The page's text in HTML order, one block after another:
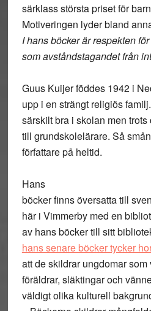
särklass största priset för
Motiveringen lyder bland
I hans böcker är respekten
som avståndstagandet från
Guus Kuijer föddes 1942 i
upp i en strängt religiös
särskilt bra i skolan men
till grundskolelärare. Så
författare på heltid.
Hans
böcker finns översatta till
här i Vimmerby med en
av hans böcker till sitt
hans senare böcker tycker
att de skildrar ungdomar som
föräldrar, släktingar och
väldigt olika kulturell